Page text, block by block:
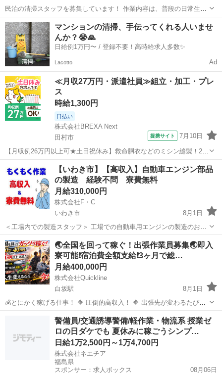
民泊の清掃スタッフを募集しています！ 作業内容は、普段の日常生活
でしている簡単なものです。 稼働は不定期となるため、平日・休日問
わずに働ける方を優先して募集しています！ 特別な技術や資格は不要
で、どなたでもできる作業となって...
福島 いわき市 清掃 スタッフ
マンションの清掃、手伝ってくれる人いませ
んか？😭🙏
日給例1万円〜 / 登録不要！高時給求人多数✨
Lacotto Ad
≪月収27万円・派遣社員≫組立・加工・プレ
ス
時給1,300円
日払い
株式会社BREXA Next
田村市
提携サイト 7月10日
【月収例26万円以上可★土日祝休み】救命胴衣などのミシン縫製！20
代～50代の男女大活躍中★日払い制度あり！マイカー通勤OK＆無料駐
車場完備！食堂利用可★交通費支給◎《福島県田村市》 人気の工場の
お仕事 ◇救命胴衣などのミ...
その他
【いわき市】【高収入】自動車エンジン部品
の製造 経験不問 寮費無料
月給310,000円
株式会社F・C
いわき市
8月1日
＜工場内での製造スタッフ＞ 工場での自動車用エンジンの製造のお仕
事です！ 工場未経験の方も大歓迎！ 安定の月給制でしっかり稼げるお
仕事！ ＜こんな作業をお願いします＞ ・電動ドライバー等を使用し...
福島 いわき市 工場 給料
🌏全国を回って稼ぐ！出張作業員募集🌏即入
寮可能❗️宿泊費全額支給❗️3ヶ月で総…
月給400,000円
株式会社Quickline
白坂駅
8月1日
💰とにかく稼げる仕事！ 🔶 圧倒的高収入！ 🔶 出張先が変わるたび
【10万円以上】支給！ 🔶 宿泊費・交通費すべて会社負担！ 🔶 未経験
OK（8割が未経験スタート） 🔶 数ヶ月だけの短期もOK！ 🏭仕事内容
福島市 白坂駅 工場 出張先
警備員/交通誘導警備/軽作業・物流系 授業ゼ
ロの日ダケでも 夏休みに稼ごうシンプ…
日給1万2,500円～1万4,700円
株式会社ネエチア
福島県
スポンサー：求人ボックス
08月06日